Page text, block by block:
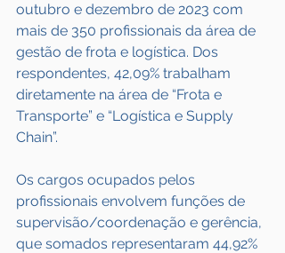
outubro e dezembro de 2023 com
mais de 350 profissionais da área de
gestão de frota e logística. Dos
respondentes, 42,09% trabalham
diretamente na área de “Frota e
Transporte” e “Logística e Supply
Chain”.
Os cargos ocupados pelos
profissionais envolvem funções de
supervisão/coordenação e gerência,
que somados representaram 44,92%